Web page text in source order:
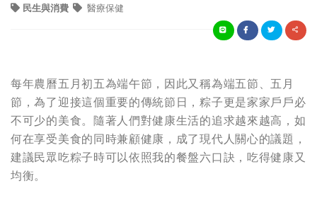
民生與消費 醫療保健
每年農曆五月初五為端午節，因此又稱為端五節、五月
節，為了迎接這個重要的傳統節日，粽子更是家家戶戶必
不可少的美食。隨著人們對健康生活的追求越來越高，如
何在享受美食的同時兼顧健康，成了現代人關心的議題，
建議民眾吃粽子時可以依照我的餐盤六口訣，吃得健康又
均衡。